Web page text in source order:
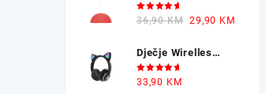
8W 4000K
Ocjenjeno
5.00 od 5
36,90KM Original
was:
29,90 KMCurrent
Dječje Wirelles
Slušalice CAT STN-
28
Ocjenjeno
5.00 od 5
33,90 KM